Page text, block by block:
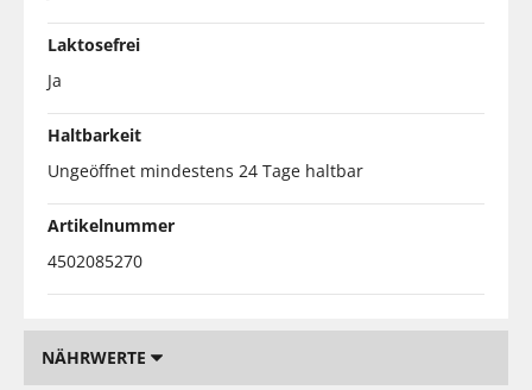
Laktosefrei
Ja
Haltbarkeit
Ungeöffnet mindestens 24 Tage haltbar
Artikelnummer
4502085270
NÄHRWERTE